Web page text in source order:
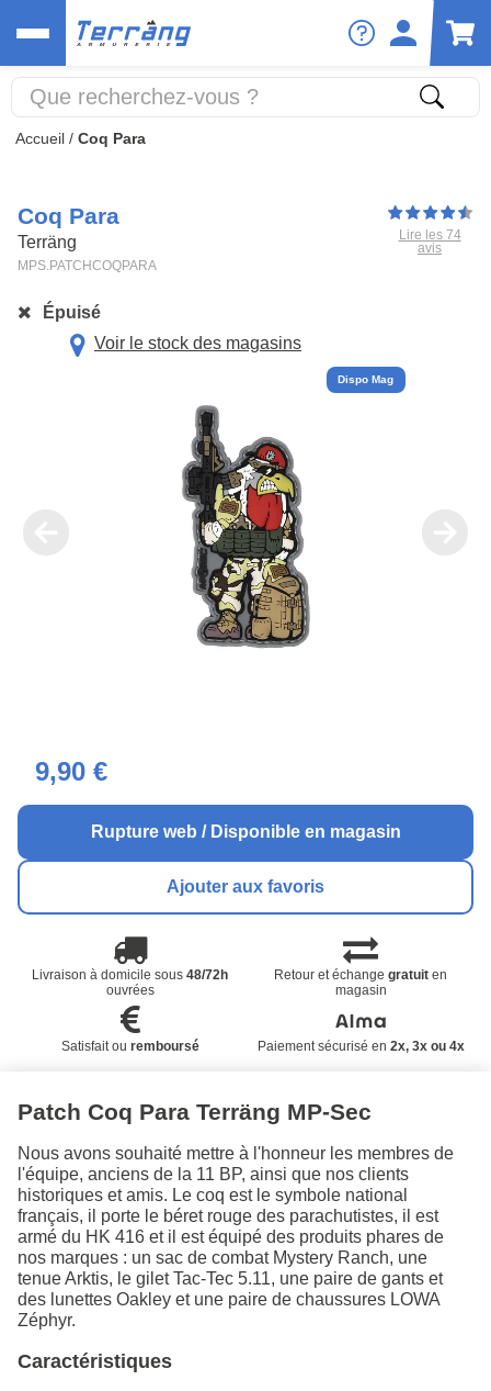
Accueil / Coq Para
Coq Para
Terräng
MPS.PATCHCOQPARA
Lire les 74
avis
Épuisé
Voir le stock des magasins
Dispo Mag
9,90 €
Rupture web / Disponible en magasin
Ajouter aux favoris
Livraison à domicile sous48/72h
ouvrées
Retour et échangegratuit en
magasin
Satisfait ou remboursé Paiement sécurisé en 2x, 3x ou 4x
Patch Coq Para Terräng MP-Sec
Nous avons souhaité mettre à l'honneur les membres de
l'équipe, anciens de la 11 BP, ainsi que nos clients
historiques et amis. Le coq est le symbole national
français, il porte le béret rouge des parachutistes, il est
armé du HK 416 et il est équipé des produits phares de
nos marques : un sac de combat Mystery Ranch, une
tenue Arktis, le gilet Tac-Tec 5.11, une paire de gants et
des lunettes Oakley et une paire de chaussures LOWA
Zéphyr.
Caractéristiques